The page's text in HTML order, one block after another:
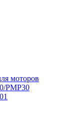
моторов
PMP30